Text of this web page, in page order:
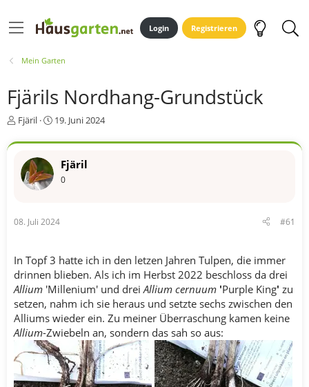
Login Registrieren
Mein Garten
Fjärils Nordhang-Grundstück
E
s
e
r
Fjäril
E
s
a
19. Juni 2024
Fjäril
0
08. Juli 2024 #61
In Topf 3 hatte ich in den letzen Jahren Tulpen, die immer
drinnen blieben. Als ich im Herbst 2022 beschloss da drei
Allium 'Millenium' und drei Allium cernuum 'Purple King' zu
setzen, nahm ich sie heraus und setzte sechs zwischen den
Alliums wieder ein. Zu meiner Überraschung kamen keine
Allium-Zwiebeln an, sondern das sah so aus: